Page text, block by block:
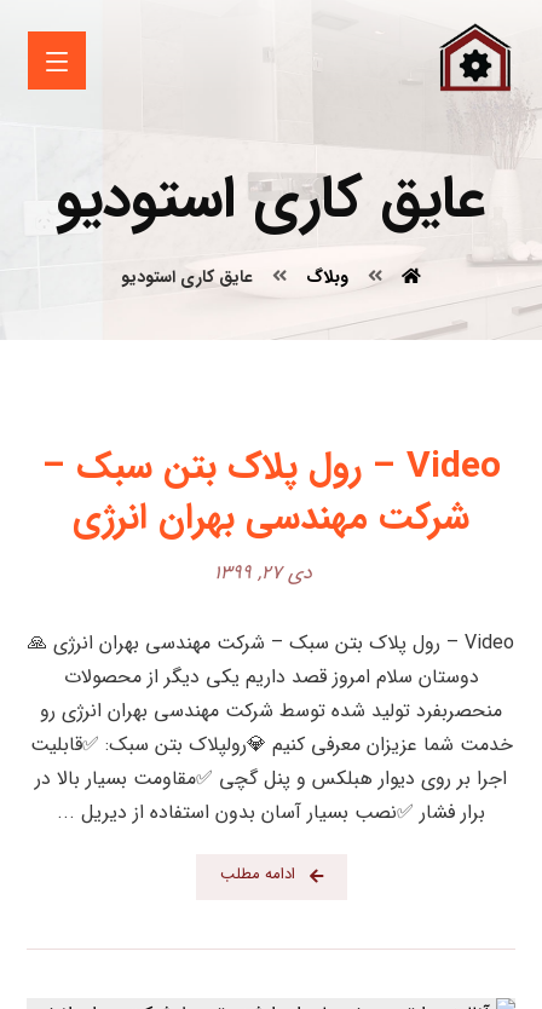
عایق کاری استودیو
وبلاگ عایق کاری استودیو
Video – رول پلاک بتن سبک –
شرکت مهندسی بهران انرژی
دی ۲۷, ۱۳۹۹
Video – رول پلاک بتن سبک – شرکت مهندسی بهران انرژی 🙏
دوستان سلام امروز قصد داریم یکی دیگر از محصولات
منحصربفرد تولید شده توسط شرکت مهندسی بهران انرژی رو
خدمت شما عزیزان معرفی کنیم 💎رولپلاک بتن سبک: ✅قابلیت
اجرا بر روی دیوار هبلکس و پنل گچی ✅مقاومت بسیار بالا در
برار فشار ✅نصب بسیار آسان بدون استفاده از دیریل ...
ادامه مطلب